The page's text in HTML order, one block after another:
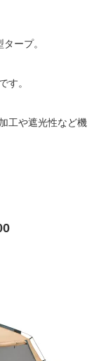
ープ。
す。
工や遮光性など機